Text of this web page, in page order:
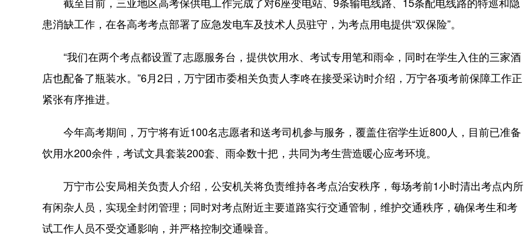
患消缺工作，在各高考考点部署了应急发电车及技术人员驻守，为考点用电提供“双保险”。
“我们在两个考点都设置了志愿服务台，提供饮用水、考试专用笔和雨伞，同时在学生入住的三家酒
店也配备了瓶装水。”6月2日，万宁团市委相关负责人李咚在接受采访时介绍，万宁各项考前保障工作正
紧张有序推进。
今年高考期间，万宁将有近100名志愿者和送考司机参与服务，覆盖住宿学生近800人，目前已准备
饮用水200余件，考试文具套装200套、雨伞数十把，共同为考生营造暖心应考环境。
万宁市公安局相关负责人介绍，公安机关将负责维持各考点治安秩序，每场考前1小时清出考点内所
有闲杂人员，实现全封闭管理；同时对考点附近主要道路实行交通管制，维护交通秩序，确保考生和考
试工作人员不受交通影响，并严格控制交通噪音。